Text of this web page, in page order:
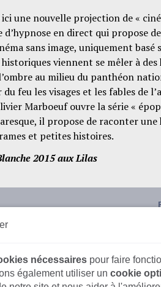
une nouvelle projection de «
d’hypnose en direct qui propose
sans image, uniquement basé
viennent se mêler à des
au milieu du panthéon
feu les visages et les fables de
Marboeuf ouvre la série «
il propose de raconter
et petites histoires.
2015 aux Lilas